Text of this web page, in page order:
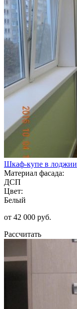
Шкаф-купе в лоджии
Материал фасада:
ДСП
Цвет:
Белый
от 42 000 руб.
Рассчитать